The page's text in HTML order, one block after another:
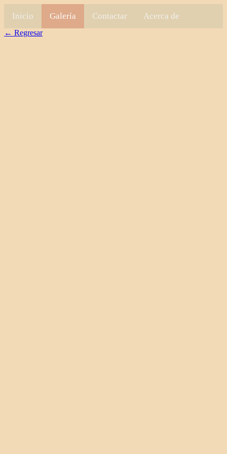
Inicio Galería Contactar Acerca de
← Regresar